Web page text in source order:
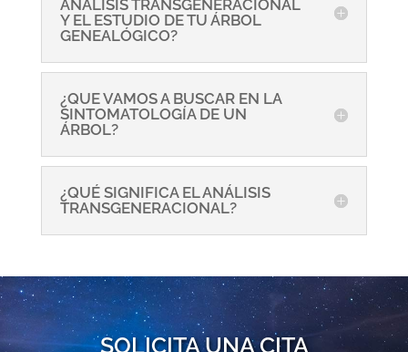
ANÁLISIS TRANSGENERACIONAL
Y EL ESTUDIO DE TU ÁRBOL
GENEALÓGICO?
¿QUE VAMOS A BUSCAR EN LA
SINTOMATOLOGÍA DE UN
ÁRBOL?
¿QUÉ SIGNIFICA EL ANÁLISIS
TRANSGENERACIONAL?
SOLICITA UNA CITA